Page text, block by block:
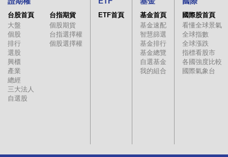
台股首頁
大盤
個股
排行
選股
興櫃
產業
總經
三大法人
自選股
台指期貨
個股期貨
台指選擇權
個股選擇權
ETF首頁
基金首頁
基金速配
智慧篩選
基金排行
基金總覽
自選基金
我的組合
國際股首頁
看懂全球景氣
全球指數
全球漲跌
指標看股市
各國強度比較
國際氣象台